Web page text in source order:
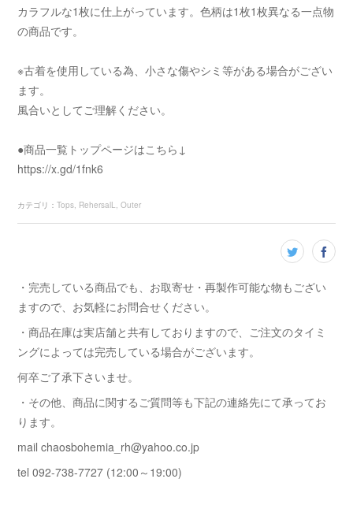
カラフルな1枚に仕上がっています。色柄は1枚1枚異なる一点物
の商品です。
※古着を使用している為、小さな傷やシミ等がある場合がござい
ます。
風合いとしてご理解ください。
●商品一覧トップページはこちら↓
https://x.gd/1fnk6
カテゴリ ：Tops RehersalL Outer
・完売している商品でも、お取寄せ・再製作可能な物もござい
ますので、お気軽にお問合せください。
・商品在庫は実店舗と共有しておりますので、ご注文のタイミ
ングによっては完売している場合がございます。
何卒ご了承下さいませ。
・その他、商品に関するご質問等も下記の連絡先にて承ってお
ります。
mail chaosbohemia_rh@yahoo.co.jp
tel 092-738-7727 (12:00～19:00)